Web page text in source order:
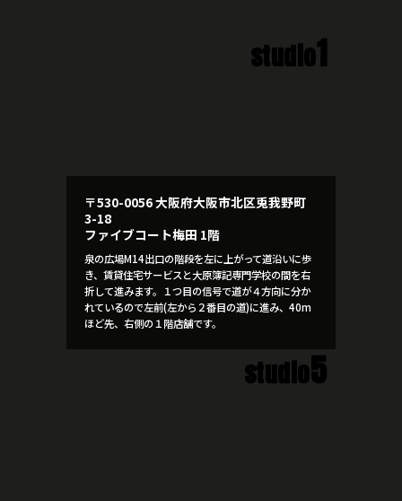
studio1
〒530-0056 大阪府大阪市北区兎我野町
3-18
ファイブコート梅田 1階
泉の広場M14出口の階段を左に上がって道沿いに歩
き、賃貸住宅サービスと大原簿記専門学校の間を右
折して進みます。１つ目の信号で道が４方向に分か
れているので左前(左から２番目の道)に進み、40m
ほど先、右側の１階店舗です。
studio5